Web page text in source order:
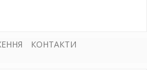
КОНТАКТИ